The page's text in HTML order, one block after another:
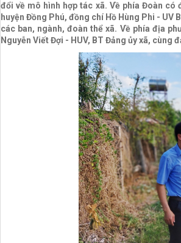
đổi về mô hình hợp tác xã. Về phía Đoàn có
huyện Đồng Phú, đồng chí Hồ Hùng Phi - UV
các ban, ngành, đoàn thể xã. Về phía địa
Nguyễn Viết Đợi - HUV, BT Đảng ủy xã, cùng